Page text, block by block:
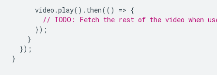
video .play(). then(() => {
// TODO: Fetch the rest of the video when
});
}
});
}